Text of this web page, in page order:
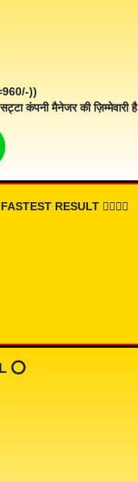
))
कंपनी मैनेजर की ज़िम्मेवारी है
RESULT 👇🏾👇🏾
⭕️